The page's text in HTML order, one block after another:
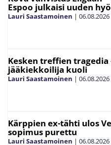
Espoo julkaisi uuden
Lauri Saastamoinen | 06.08.2026
Kesken treffien tragedia
jääkiekkoilija kuoli
Lauri Saastamoinen | 06.08.2026
Kärppien ex-tähti ulos
sopimus purettu
Lauri Saastamoinen | 06.08.2026